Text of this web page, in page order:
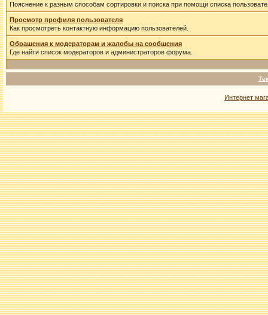
Пояснение к разным способам сортировки и поиска при помощи списка
Просмотр профиля пользователя
Как просмотреть контактную информацию пользователей.
Обращения к модераторам и жалобы на сообщения
Где найти список модераторов и администраторов форума.
Интернет